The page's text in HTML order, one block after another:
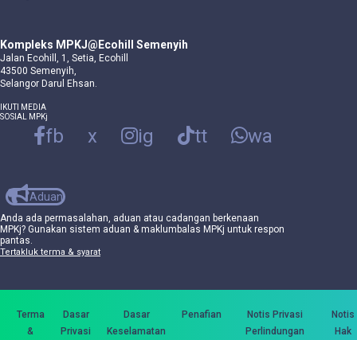
Kompleks MPKJ@Ecohill Semenyih
Jalan Ecohill, 1, Setia, Ecohill
43500 Semenyih,
Selangor Darul Ehsan.
IKUTI MEDIA
SOSIAL MPKj
fb x ig tt wa
Aduan
Anda ada permasalahan, aduan atau cadangan berkenaan
MPKj? Gunakan sistem aduan & maklumbalas MPKj untuk respon
pantas.
Tertakluk terma & syarat
Terma
&
Dasar
Privasi
Dasar
Keselamatan
Penafian
Notis Privasi
Perlindungan
Notis
Hak